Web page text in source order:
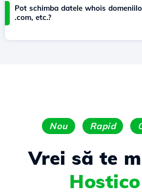
Pot schimba datele whois
.com, etc.?
Nou Rapid
Vrei să te
Hostico